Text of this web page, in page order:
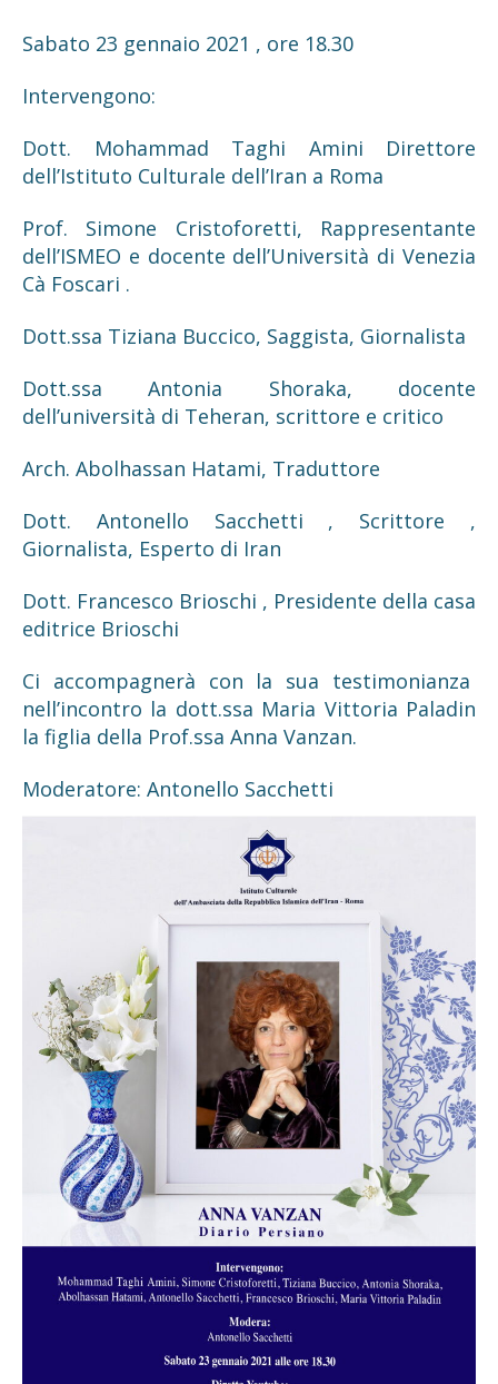
Sabato 23 gennaio 2021 , ore 18.30
Intervengono:
Dott. Mohammad Taghi Amini Direttore
dell’Istituto Culturale dell’Iran a Roma
Prof. Simone Cristoforetti, Rappresentante
dell’ISMEO e docente dell’Università di Venezia
Cà Foscari .
Dott.ssa Tiziana Buccico, Saggista, Giornalista
Dott.ssa Antonia Shoraka, docente
dell’università di Teheran, scrittore e critico
Arch. Abolhassan Hatami, Traduttore
Dott. Antonello Sacchetti , Scrittore ,
Giornalista, Esperto di Iran
Dott. Francesco Brioschi , Presidente della casa
editrice Brioschi
Ci accompagnerà con la sua testimonianza
nell’incontro la dott.ssa Maria Vittoria Paladin
la figlia della Prof.ssa Anna Vanzan.
Moderatore: Antonello Sacchetti